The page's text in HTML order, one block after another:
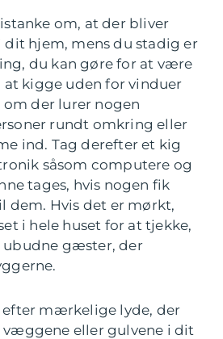
om, at der bliver
hjem, mens du stadig er
du kan gøre for at være
at kigge uden for vinduer
om der lurer nogen
rundt omkring eller
ind. Tag derefter et kig
såsom computere og
tages, hvis nogen fik
dem. Hvis det er mørkt,
i hele huset for at tjekke,
ubudne gæster, der
mærkelige lyde, der
eller gulvene i dit